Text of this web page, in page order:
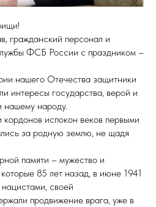
гражданский персонал и
ФСБ России с праздником –
нашего Отечества защитники
интересы государства, верой и
нашему народу.
испокон веков первыми
за родную землю, не щадя
памяти – мужество и
85 лет назад, в июне 1941
нацистами, своей
продвижение врага, уже в